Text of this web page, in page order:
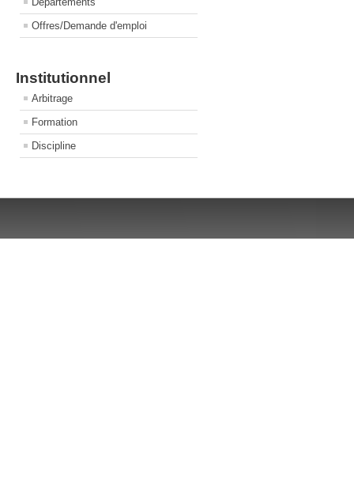
Offres/Demande d'emploi
Institutionnel
Arbitrage
Formation
Discipline